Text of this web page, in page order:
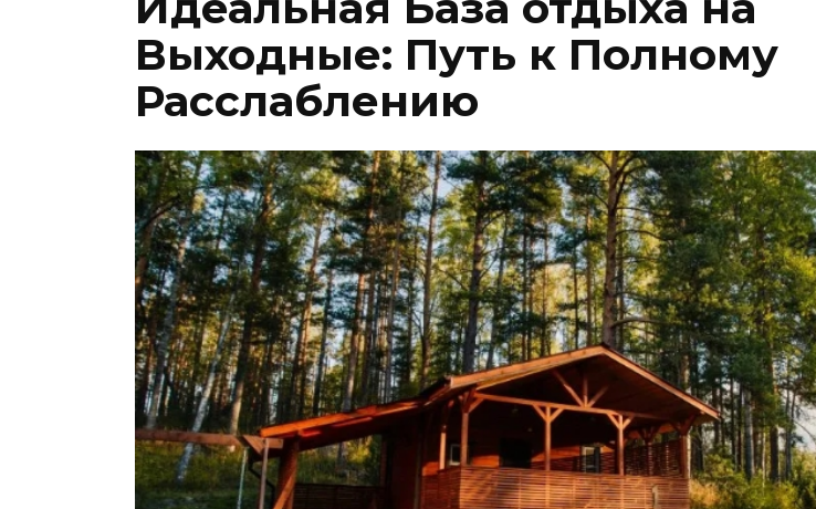
Выходные: Путь к Полному
Расслаблению